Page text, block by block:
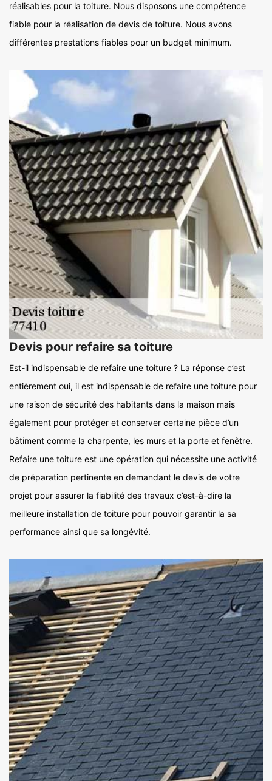
réalisables pour la toiture. Nous disposons une compétence
fiable pour la réalisation de devis de toiture. Nous avons
différentes prestations fiables pour un budget minimum.
Devis pour refaire sa toiture
Est-il indispensable de refaire une toiture ? La réponse c’est
entièrement oui, il est indispensable de refaire une toiture pour
une raison de sécurité des habitants dans la maison mais
également pour protéger et conserver certaine pièce d’un
bâtiment comme la charpente, les murs et la porte et fenêtre.
Refaire une toiture est une opération qui nécessite une activité
de préparation pertinente en demandant le devis de votre
projet pour assurer la fiabilité des travaux c’est-à-dire la
meilleure installation de toiture pour pouvoir garantir la sa
performance ainsi que sa longévité.